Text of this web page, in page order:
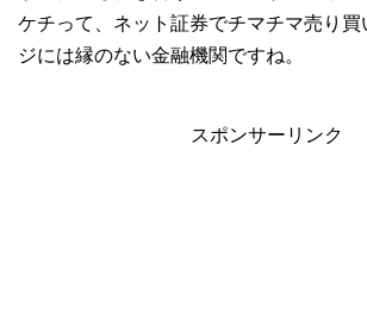
ケチって、ネット証券でチマチマ売り買
ジには縁のない金融機関ですね。
スポンサーリンク